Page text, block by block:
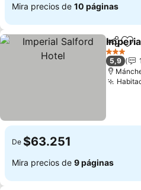
Mira precios de 10 páginas
3 Estrellas
5,9
De $63.251
Mira precios de 9 páginas